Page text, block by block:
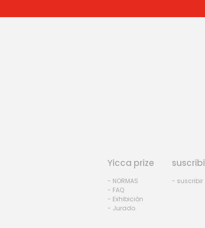
Yicca prize
- NORMAS
- FAQ
- Exhibiciòn
- Jurado
- suscribir